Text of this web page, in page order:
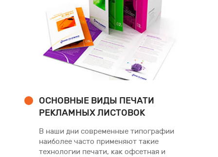
ОСНОВНЫЕ ВИДЫ ПЕЧАТИ
РЕКЛАМНЫХ ЛИСТОВОК
В наши дни современные типографии
наиболее часто применяют такие
технологии печати, как офсетная и